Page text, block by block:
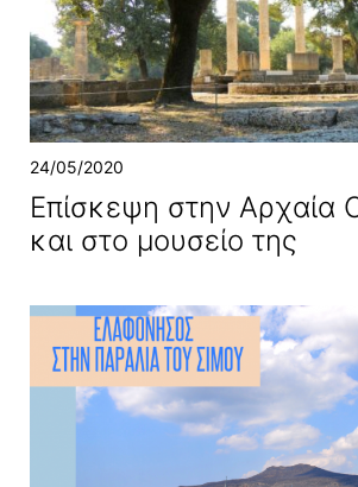
24/05/2020
Επίσκεψη στην Αρχαία
και στο μουσείο της